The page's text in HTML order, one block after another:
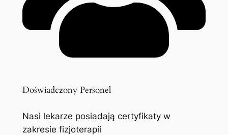
Doświadczony Personel
Nasi lekarze posiadają certyfikaty w
zakresie fizjoterapii